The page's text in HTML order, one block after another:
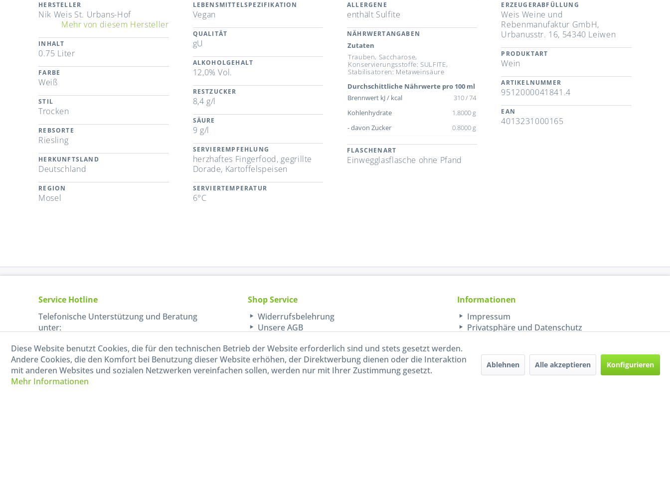
HERSTELLER
Nik Weis St. Urbans-Hof
Mehr von diesem Hersteller
INHALT
0.75 Liter
FARBE
Weiß
STIL
Trocken
REBSORTE
Riesling
HERKUNFTSLAND
Deutschland
REGION
Mosel
LEBENSMITTELSPEZIFIKATION
Vegan
QUALITÄT
gU
ALKOHOLGEHALT
12,0% Vol.
RESTZUCKER
8,4 g/l
SÄURE
9 g/l
SERVIEREMPFEHLUNG
herzhaftes Fingerfood, gegrillte
Dorade, Kartoffelspeisen
SERVIERTEMPERATUR
6°C
ALLERGENE
enthält Sulfite
NÄHRWERTANGABEN
Zutaten
Trauben, Saccharose,
Konservierungsstoffe: SULFITE,
Stabilisatoren: Metaweinsäure
Durchschittliche Nährwerte pro 100 ml
Brennwert kJ / kcal
310 / 74
Kohlenhydrate
1.8000 g
- davon Zucker
0.8000 g
FLASCHENART
Einwegglasflasche ohne Pfand
ERZEUGERABFÜLLUNG
Weis Weine und
Rebenmanufaktur GmbH,
Urbanusstr. 16, 54340 Leiwen
PRODUKTART
Wein
ARTIKELNUMMER
9512000041841.4
EAN
4013231000165
Service Hotline
Telefonische Unterstützung und Beratung
unter:
040-880 99 770
Mo-Fr, 09:00 - 15:00 Uhr
Shop Service
Widerrufsbelehrung
Unsere AGB
Informationen
Impressum
Privatsphäre und Datenschutz
Diese Website benutzt Cookies, die für den technischen Betrieb der Website erforderlich sind und stets gesetzt werden.
Andere Cookies, die den Komfort bei Benutzung dieser Website erhöhen, der Direktwerbung dienen oder die Interaktion
mit anderen Websites und sozialen Netzwerken vereinfachen sollen, werden nur mit Ihrer Zustimmung gesetzt.
Mehr Informationen
Ablehnen Alle akzeptieren Konfigurieren